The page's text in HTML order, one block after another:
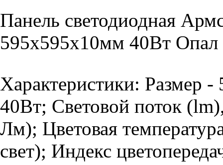
Панель светодиодная
595х595х10мм 40Вт
Характеристики: Размер
40Вт; Световой поток
Лм); Цветовая
свет); Индекс